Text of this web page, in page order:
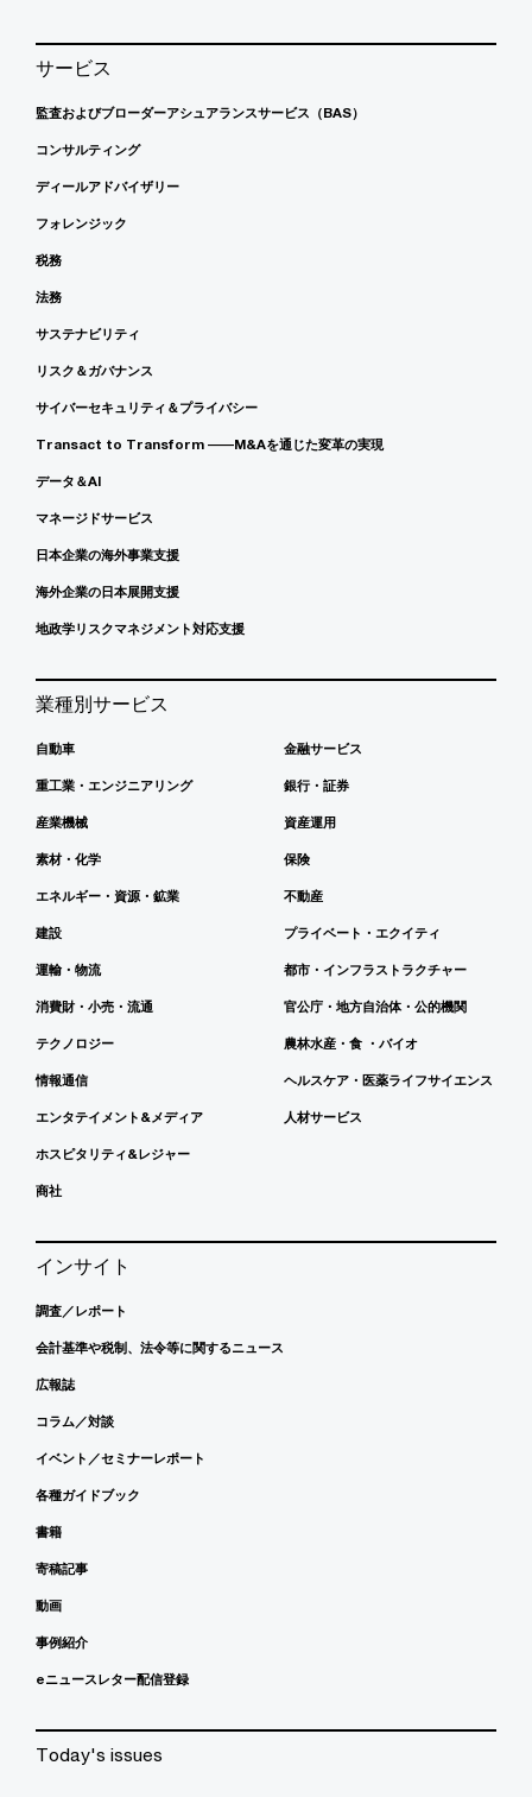
サービス
監査およびブローダーアシュアランスサービス（BAS）
コンサルティング
ディールアドバイザリー
フォレンジック
税務
法務
サステナビリティ
リスク＆ガバナンス
サイバーセキュリティ＆プライバシー
Transact to Transform ――M&Aを通じた変革の実現
データ＆AI
マネージドサービス
日本企業の海外事業支援
海外企業の日本展開支援
地政学リスクマネジメント対応支援
業種別サービス
自動車
重工業・エンジニアリング
産業機械
素材・化学
エネルギー・資源・鉱業
建設
運輸・物流
消費財・小売・流通
テクノロジー
情報通信
エンタテイメント&メディア
ホスピタリティ&レジャー
商社
金融サービス
銀行・証券
資産運用
保険
不動産
プライベート・エクイティ
都市・インフラストラクチャー
官公庁・地方自治体・公的機関
農林水産・食 ・バイオ
ヘルスケア・医薬ライフサイエンス
人材サービス
インサイト
調査／レポート
会計基準や税制、法令等に関するニュース
広報誌
コラム／対談
イベント／セミナーレポート
各種ガイドブック
書籍
寄稿記事
動画
事例紹介
eニュースレター配信登録
Today's issues